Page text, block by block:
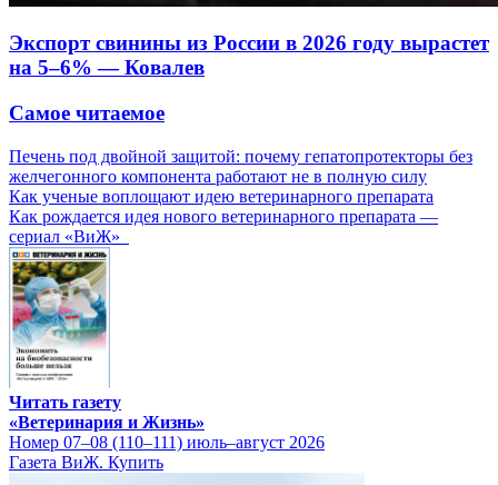
Экспорт свинины из России в 2026 году вырастет
на 5–6% — Ковалев
Самое читаемое
Печень под двойной защитой: почему гепатопротекторы без
желчегонного компонента работают не в полную силу
Как ученые воплощают идею ветеринарного препарата
Как рождается идея нового ветеринарного препарата —
сериал «ВиЖ»
Читать газету
«Ветеринария и Жизнь»
Номер 07–08 (110–111) июль–август 2026
Газета ВиЖ. Купить